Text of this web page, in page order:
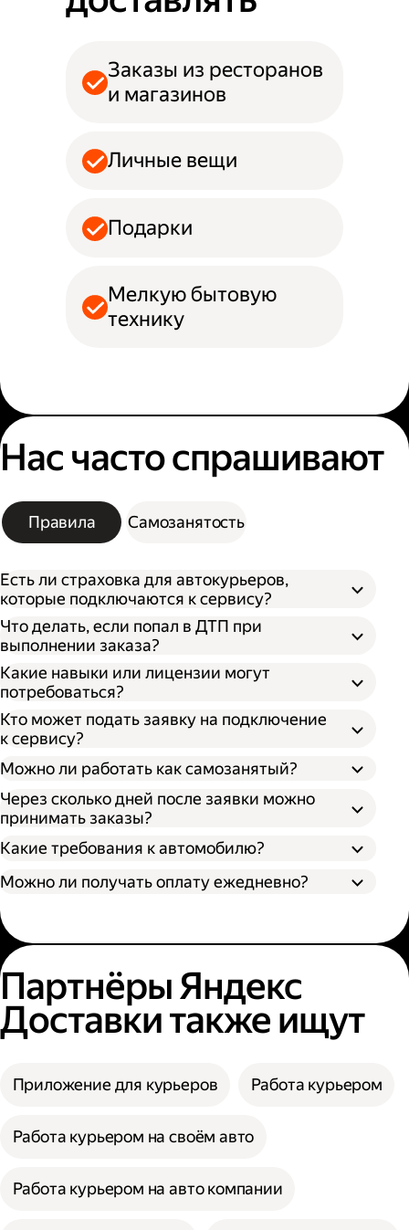
Заказы из ресторанов
и магазинов
Личные вещи
Подарки
Мелкую бытовую
технику
Нас часто спрашивают
Правила Самозанятость
Есть ли страховка для автокурьеров,
которые подключаются к сервису?
Что делать, если попал в ДТП при
выполнении заказа?
Какие навыки или лицензии могут
потребоваться?
Кто может подать заявку на подключение
к сервису?
Можно ли работать как самозанятый?
Через сколько дней после заявки можно
принимать заказы?
Какие требования к автомобилю?
Можно ли получать оплату ежедневно?
Партнёры Яндекс
Доставки также ищут
Приложение для курьеров Работа курьером
Работа курьером на своём авто
Работа курьером на авто компании